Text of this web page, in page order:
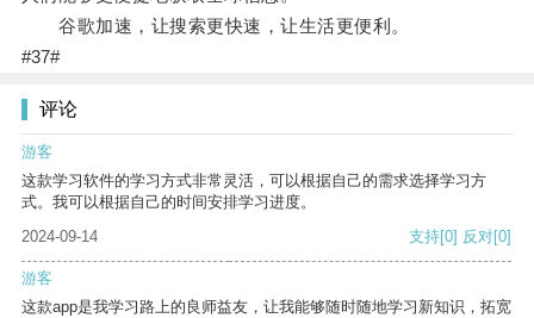
谷歌加速，让搜索更快速，让生活更便利。
#37#
评论
游客
这款学习软件的学习方式非常灵活，可以根据自己的需求选择学习方
式。我可以根据自己的时间安排学习进度。
2024-09-14
支持[0] 反对[0]
游客
这款app是我学习路上的良师益友，让我能够随时随地学习新知识，拓宽